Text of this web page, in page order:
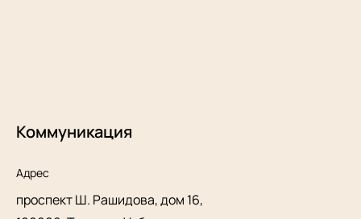
Коммуникация
Адрес
проспект Ш. Рашидова, дом 16,